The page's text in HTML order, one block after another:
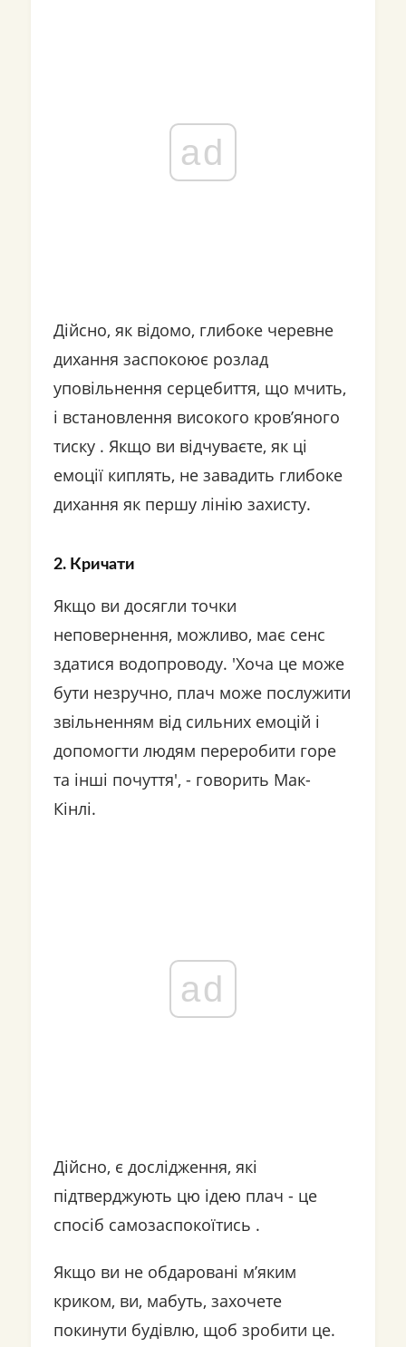
ad
Дійсно, як відомо, глибоке черевне
дихання заспокоює розлад
уповільнення серцебиття, що мчить,
і встановлення високого кров’яного
тиску . Якщо ви відчуваєте, як ці
емоції киплять, не завадить глибоке
дихання як першу лінію захисту.
2. Кричати
Якщо ви досягли точки
неповернення, можливо, має сенс
здатися водопроводу. 'Хоча це може
бути незручно, плач може послужити
звільненням від сильних емоцій і
допомогти людям переробити горе
та інші почуття', - говорить Мак-
Кінлі.
ad
Дійсно, є дослідження, які
підтверджують цю ідею плач - це
спосіб самозаспокоїтись .
Якщо ви не обдаровані м’яким
криком, ви, мабуть, захочете
покинути будівлю, щоб зробити це.